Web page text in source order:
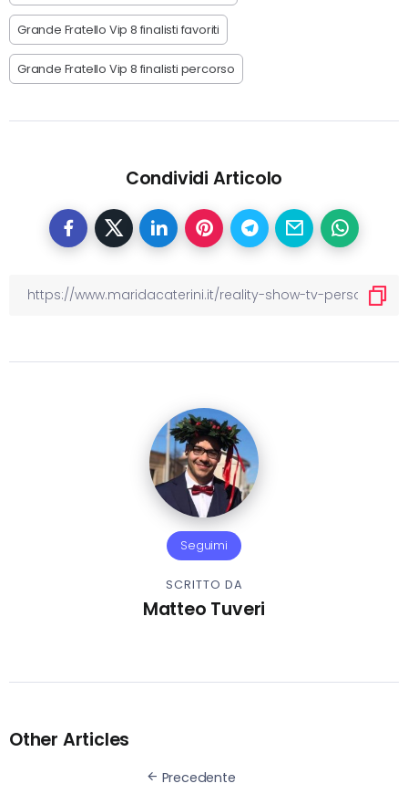
Grande Fratello Vip 8 finalisti favoriti
Grande Fratello Vip 8 finalisti percorso
Condividi Articolo
Seguimi
SCRITTO DA
Matteo Tuveri
Other Articles
Precedente